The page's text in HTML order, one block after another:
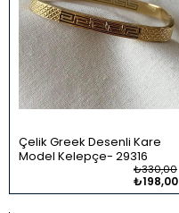
Çelik Greek Desenli Kare
Model Kelepçe 29316
₺198,00
₺330,00